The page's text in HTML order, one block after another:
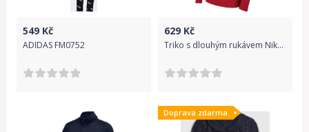
549 Kč
ADIDAS FM0752
629 Kč
Triko s dlouhým rukávem Nike Y NK DRY ACDMY18 DRIL TOP LS 893744-657 Velikost L
Doprava zdarma